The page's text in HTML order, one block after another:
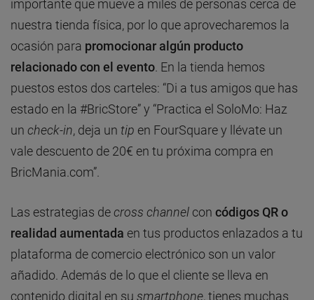
importante que mueve a miles de personas cerca de
nuestra tienda física, por lo que aprovecharemos la
ocasión para promocionar algún producto
relacionado con el evento . En la tienda hemos
puestos estos dos carteles: “Di a tus amigos que has
estado en la #BricStore” y “Practica el SoloMo: Haz
un check-in, deja un tip en FourSquare y llévate un
vale descuento de 20€ en tu próxima compra en
BricMania.com”.
Las estrategias decross channel con códigos QR o
realidad aumentada en tus productos enlazados a tu
plataforma de comercio electrónico son un valor
añadido. Además de lo que el cliente se lleva en
contenido digital en su smartphone, tienes muchas